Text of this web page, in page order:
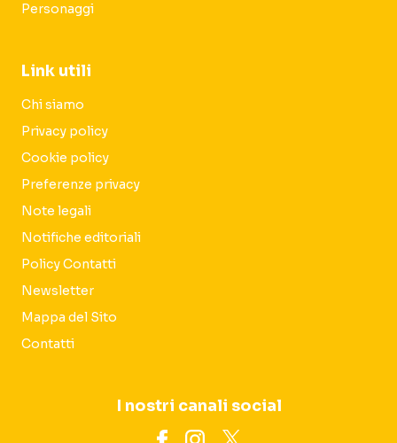
Personaggi
Link utili
Chi siamo
Privacy policy
Cookie policy
Preferenze privacy
Note legali
Notifiche editoriali
Policy Contatti
Newsletter
Mappa del Sito
Contatti
I nostri canali social